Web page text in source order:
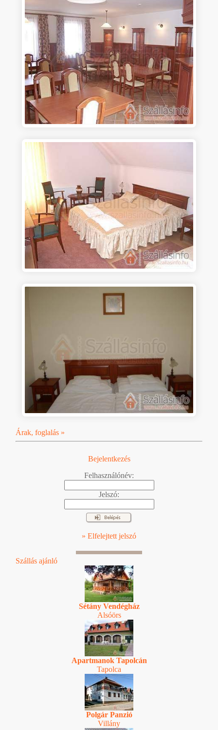
Árak, foglalás »
Bejelentkezés
Felhasználónév:
Jelszó:
» Elfelejtett jelszó
Szállás ajánló
Sétány Vendégház
Alsóörs
Apartmanok Tapolcán
Tapolca
Polgár Panzió
Villány